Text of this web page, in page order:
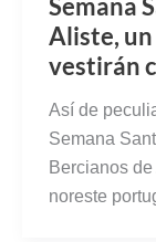
Aliste,
vestirán
Así de
Semana
Bercianos
noreste